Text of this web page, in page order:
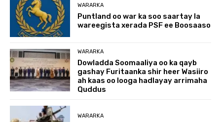
WARARKA
Puntland oo war ka soo saartay la
wareegista xerada PSF ee Boosaaso
WARARKA
Dowladda Soomaaliya oo ka qayb
gashay Furitaanka shir heer Wasiiro
ah kaas oo looga hadlayay arrimaha
Quddus
WARARKA